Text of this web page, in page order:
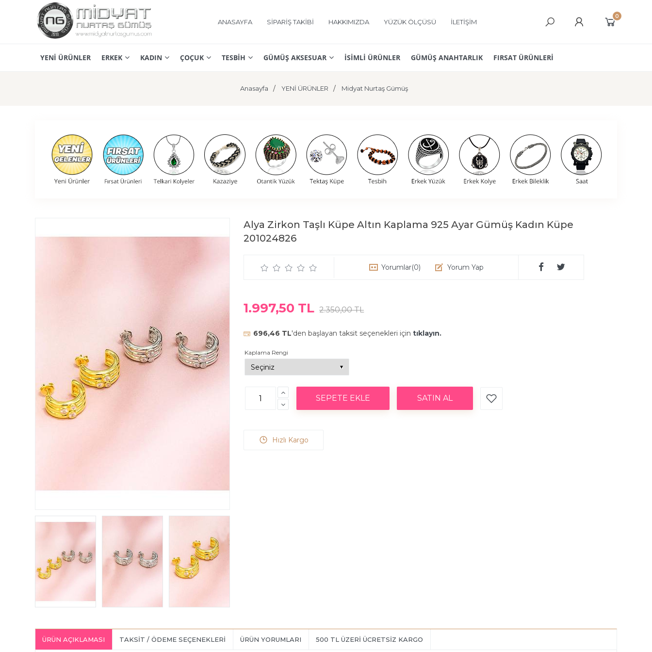
ANASAYFA SİPARİŞ TAKİBİ HAKKIMIZDA YÜZÜK ÖLÇÜSÜ İLETİŞİM
0
YENİ ÜRÜNLER ERKEK KADIN ÇOÇUK TESBİH GÜMÜŞ AKSESUAR İSİMLİ ÜRÜNLER GÜMÜŞ ANAHTARLIK FIRSAT ÜRÜNLERİ
Anasayfa YENİ ÜRÜNLER Midyat Nurtaş Gümüş
Alya Zirkon Taşlı Küpe Altın Kaplama 925 Ayar Gümüş Kadın Küpe
201024826
Yorumlar(0) Yorum Yap
1.997,50 TL 2.350,00 TL
696,46 TL'den başlayan taksit seçenekleri için tıklayın.
Kaplama Rengi
ÜRÜN AÇIKLAMASI TAKSIT / ÖDEME SEÇENEKLERI ÜRÜN YORUMLARI 500 TL ÜZERİ ÜCRETSİZ KARGO